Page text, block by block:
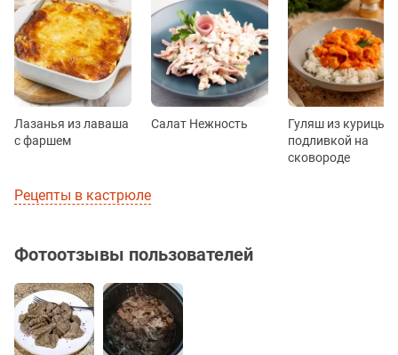
Лазанья из лаваша
с фаршем
Салат Нежность
Гуляш из курицы с
подливкой на
сковороде
Рецепты в кастрюле
Фотоотзывы пользователей